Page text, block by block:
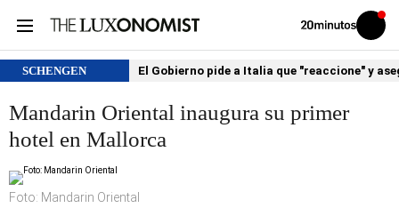
Volver
Iniciar
sesión
SCHENGEN El Gobierno pide a Italia que "reaccione" y
Mandarin Oriental inaugura su primer
hotel en Mallorca
Foto: Mandarin Oriental